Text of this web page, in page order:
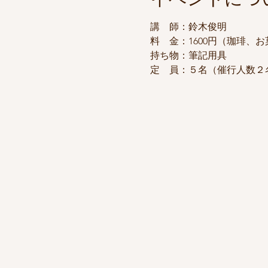
講　師：鈴木俊明
料　金：1600円（珈琲、お
持ち物：筆記用具
定　員：５名（催行人数２